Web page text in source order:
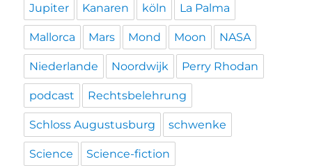
Jupiter Kanaren köln La Palma
Mallorca Mars Mond Moon NASA
Niederlande Noordwijk Perry Rhodan
podcast Rechtsbelehrung
Schloss Augustusburg schwenke
Science Science-fiction